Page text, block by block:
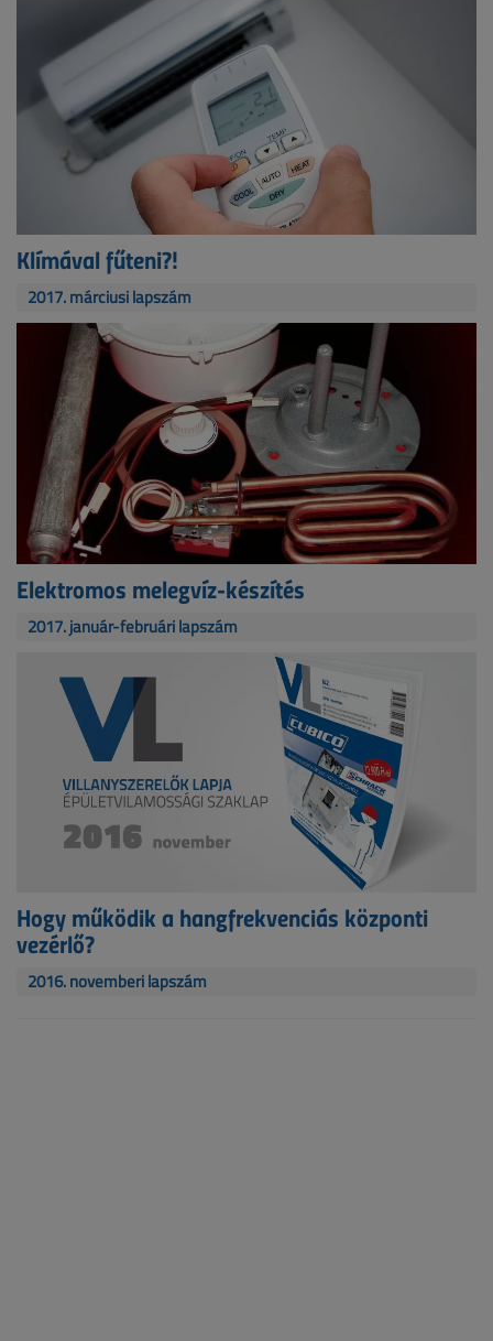
Klímával fűteni?!
2017. márciusi lapszám
Elektromos melegvíz-készítés
2017. január-februári lapszám
Hogy működik a hangfrekvenciás központi
vezérlő?
2016. novemberi lapszám